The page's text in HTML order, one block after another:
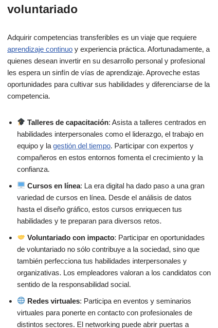
voluntariado
Adquirir competencias transferibles es un viaje que requiere
aprendizaje continuo y experiencia práctica. Afortunadamente, a
quienes desean invertir en su desarrollo personal y profesional
les espera un sinfín de vías de aprendizaje. Aproveche estas
oportunidades para cultivar sus habilidades y diferenciarse de la
competencia.
Talleres de capacitación: Asista a talleres centrados en
habilidades interpersonales como el liderazgo, el trabajo en
equipo y la gestión del tiempo. Participar con expertos y
compañeros en estos entornos fomenta el crecimiento y la
confianza.
Cursos en línea: La era digital ha dado paso a una gran
variedad de cursos en línea. Desde el análisis de datos
hasta el diseño gráfico, estos cursos enriquecen tus
habilidades y te preparan para diversos retos.
Voluntariado con impacto: Participar en oportunidades
de voluntariado no sólo contribuye a la sociedad, sino que
también perfecciona tus habilidades interpersonales y
organizativas. Los empleadores valoran a los candidatos con
sentido de la responsabilidad social.
Redes virtuales: Participa en eventos y seminarios
virtuales para ponerte en contacto con profesionales de
distintos sectores. El networking puede abrir puertas a